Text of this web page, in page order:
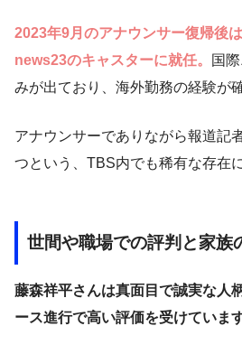
2023年9月のアナウンサー復帰後
news23のキャスターに就任。
国
みが出ており、海外勤務の経験が
アナウンサーでありながら報道記
つという、TBS内でも稀有な存在
世間や職場での評判と家族
藤森祥平さんは真面目で誠実な人
ース進行で高い評価を受けています